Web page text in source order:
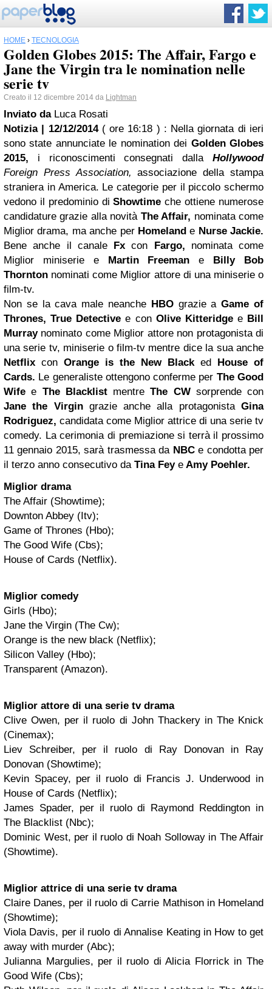
HOME › TECNOLOGIA
Golden Globes 2015: The Affair, Fargo e
Jane the Virgin tra le nomination nelle
serie tv
Creato il 12 dicembre 2014 da Lightman
Inviato da Luca Rosati
Notizia | 12/12/2014 ( ore 16:18 ) : Nella giornata di ieri
sono state annunciate le nomination dei Golden Globes
2015, i riconoscimenti consegnati dalla Hollywood
Foreign Press Association, associazione della stampa
straniera in America. Le categorie per il piccolo schermo
vedono il predominio diShowtime che ottiene numerose
candidature grazie alla novità The Affair, nominata come
Miglior drama, ma anche per Homelande Nurse Jackie.
Bene anche il canale Fx con Fargo, nominata come
Miglior miniserie e Martin Freeman e Billy Bob
Thornton nominati come Miglior attore di una miniserie o
film-tv.
Non se la cava male neanche HBOgrazie aGame of
Thrones, True Detective e con Olive KitteridgeeBill
Murraynominato come Miglior attore non protagonista di
una serie tv, miniserie o film-tv mentre dice la sua anche
Netflix con Orange is the New Blacked House of
Cards. Le generaliste ottengono conferme per The Good
Wife e The BlacklistmentreThe CWsorprende con
Jane the Virgingrazie anche alla protagonistaGina
Rodriguez, candidata come Miglior attrice di una serie tv
comedy. La cerimonia di premiazione si terrà il prossimo
11 gennaio 2015, sarà trasmessa da NBCe condotta per
il terzo anno consecutivo da Tina Feye Amy Poehler.
Miglior drama
The Affair (Showtime);
Downton Abbey (Itv);
Game of Thrones (Hbo);
The Good Wife (Cbs);
House of Cards (Netflix).
Miglior comedy
Girls (Hbo);
Jane the Virgin (The Cw);
Orange is the new black (Netflix);
Silicon Valley (Hbo);
Transparent (Amazon).
Miglior attore di una serie tv drama
Clive Owen, per il ruolo di John Thackery in The Knick
(Cinemax);
Liev Schreiber, per il ruolo di Ray Donovan in Ray
Donovan (Showtime);
Kevin Spacey, per il ruolo di Francis J. Underwood in
House of Cards (Netflix);
James Spader, per il ruolo di Raymond Reddington in
The Blacklist (Nbc);
Dominic West, per il ruolo di Noah Solloway in The Affair
(Showtime).
Miglior attrice di una serie tv drama
Claire Danes, per il ruolo di Carrie Mathison in Homeland
(Showtime);
Viola Davis, per il ruolo di Annalise Keating in How to get
away with murder (Abc);
Julianna Margulies, per il ruolo di Alicia Florrick in The
Good Wife (Cbs);